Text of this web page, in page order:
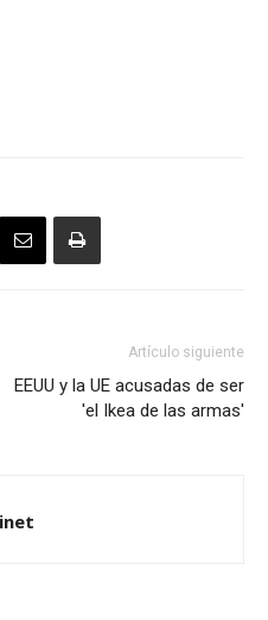
Artículo siguiente
EEUU y la UE acusadas de ser
'el Ikea de las armas'